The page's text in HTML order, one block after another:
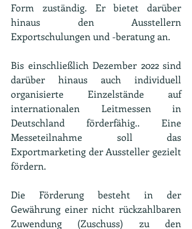
Form zuständig. Er bietet darüber
hinaus den Ausstellern
Exportschulungen und -beratung an.
Bis einschließlich Dezember 2022 sind
darüber hinaus auch individuell
organisierte Einzelstände auf
internationalen Leitmessen in
Deutschland förderfähig.. Eine
Messeteilnahme soll das
Exportmarketing der Aussteller gezielt
fördern.
Die Förderung besteht in der
Gewährung einer nicht rückzahlbaren
Zuwendung (Zuschuss) zu den